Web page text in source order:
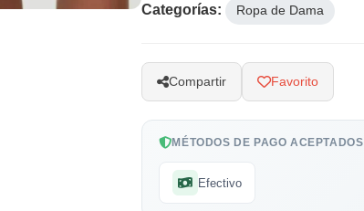
Categorías: Ropa de Dama
Compartir Favorito
MÉTODOS DE PAGO ACEPTADOS
Efectivo